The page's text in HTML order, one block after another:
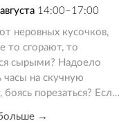
14:00–17:00
неровных кусочков,
то сгорают, то
сырыми? Надоело
часы на скучную
боясь порезаться? Если
каждое приготовление
→